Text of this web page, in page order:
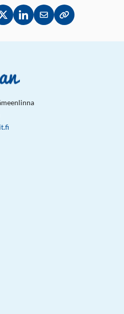
Jaa Twitterissä
Jaa LinkedInissä
Jaa sähköpostitse
Kopioi linkki